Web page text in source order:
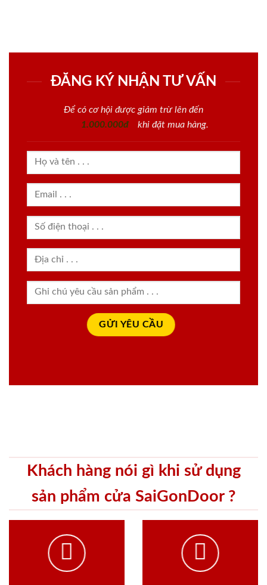
ĐĂNG KÝ NHẬN TƯ VẤN
Để có cơ hội được giảm trừ lên đến
1.000.000đ
khi đặt mua hàng.
Khách hàng nói gì khi sử dụng
sản phẩm cửa SaiGonDoor ?